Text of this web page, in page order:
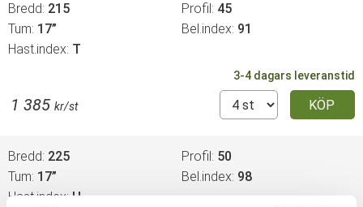
Bredd 215 Profil 45
Tum 17” Bel.index 91
Hast.index T
3-4 dagars leveranstid
KÖP
1 385 kr/st
Bredd 225 Profil 50
Tum 17” Bel.index 98
Hast.index H